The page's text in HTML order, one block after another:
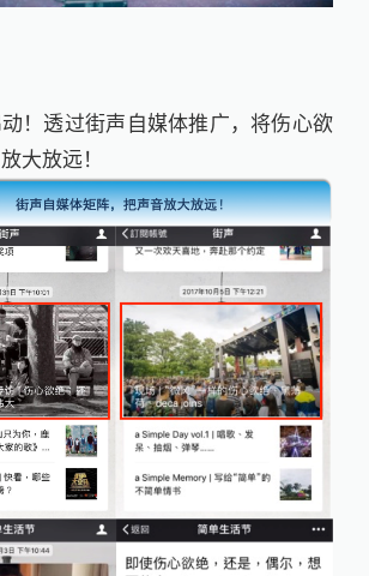
！透过街声自媒体推广，将伤心欲
大放远！